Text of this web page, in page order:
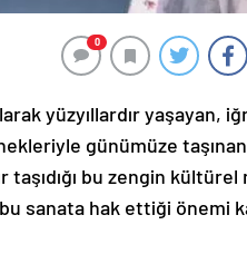
0
yüzyıllardır yaşayan,
günümüze
taşıdığı bu zengin
sanata hak ettiği önemi